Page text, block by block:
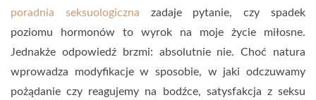
poradnia seksuologiczna zadaje pytanie, czy spadek
poziomu hormonów to wyrok na moje życie miłosne.
Jednakże odpowiedź brzmi: absolutnie nie. Choć natura
wprowadza modyfikacje w sposobie, w jaki odczuwamy
pożądanie czy reagujemy na bodźce, satysfakcja z seksu